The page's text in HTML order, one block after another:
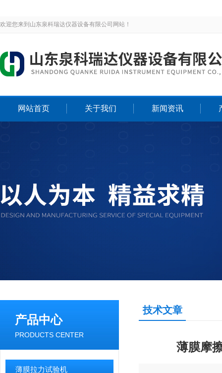
欢迎您来到山东泉科瑞达仪器设备有限公司网站！
网站首页 关于我们 新闻资讯
产品中心
PRODUCTS CENTER
薄膜拉力试验机
技术文章
薄膜摩